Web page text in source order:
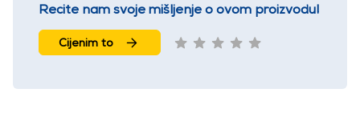
Recite nam svoje mišljenje o ovom proizvodu!
Cijenim to